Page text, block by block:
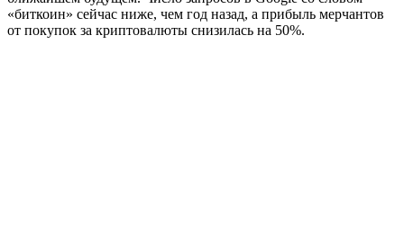
«биткоин» сейчас ниже, чем год назад, а прибыль мерчантов
от покупок за криптовалюты снизилась на 50%.